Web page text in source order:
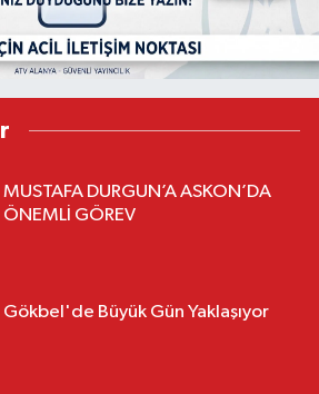
MUSTAFA DURGUN’A ASKON’DA
ÖNEMLİ GÖREV
Gökbel'de Büyük Gün Yaklaşıyor